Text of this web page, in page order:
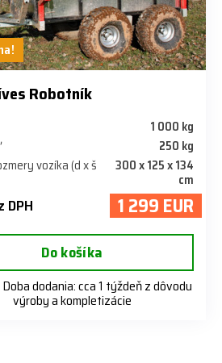
Robotník
1 000 kg
250 kg
vozíka (d x š
300 x 125 x 134
cm
DPH 1 299 EUR
Do košíka
Doba dodania: cca 1 týždeň z dôvodu
výroby a kompletizácie